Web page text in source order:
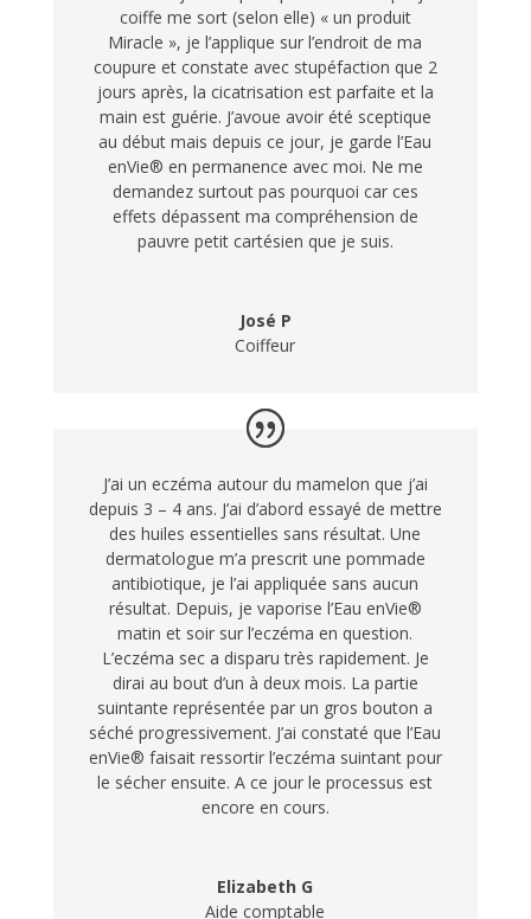
coiffe me sort (selon elle) « un produit
Miracle », je l’applique sur l’endroit de ma
coupure et constate avec stupéfaction que 2
jours après, la cicatrisation est parfaite et la
main est guérie. J’avoue avoir été sceptique
au début mais depuis ce jour, je garde l’Eau
enVie® en permanence avec moi. Ne me
demandez surtout pas pourquoi car ces
effets dépassent ma compréhension de
pauvre petit cartésien que je suis.
José P
Coiffeur
J’ai un eczéma autour du mamelon que j’ai
depuis 3 – 4 ans. J’ai d’abord essayé de mettre
des huiles essentielles sans résultat. Une
dermatologue m’a prescrit une pommade
antibiotique, je l’ai appliquée sans aucun
résultat. Depuis, je vaporise l’Eau enVie®
matin et soir sur l’eczéma en question.
L’eczéma sec a disparu très rapidement. Je
dirai au bout d’un à deux mois. La partie
suintante représentée par un gros bouton a
séché progressivement. J’ai constaté que l’Eau
enVie® faisait ressortir l’eczéma suintant pour
le sécher ensuite. A ce jour le processus est
encore en cours.
Elizabeth G
Aide comptable